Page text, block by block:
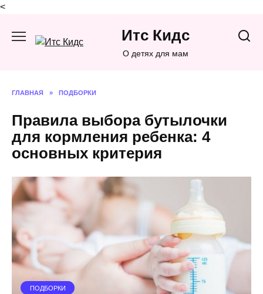
<
содержанию
Итс Кидс
О детях для мам
ГЛАВНАЯ » ПОДБОРКИ
Правила выбора бутылочки
для кормления ребенка: 4
основных критерия
ПОДБОРКИ